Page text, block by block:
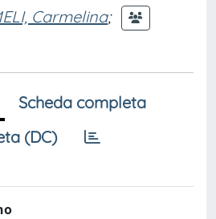
Carmelina;
Scheda completa
(DC)